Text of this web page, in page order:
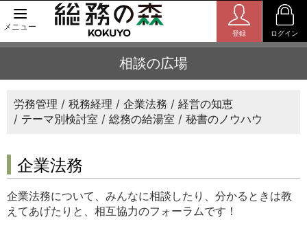
メニュー
登録 ログイン
相談の広場
労務管理 税務経理 企業法務
経営の知恵
テーマ別検討室
総務の給湯室 秘書のノウハウ
企業法務
企業法務について、みんなに相談したり、分かるときは教
えてあげたりと、相互協力のフォーラムです！